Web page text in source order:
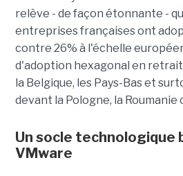
relève - de façon étonnante -
entreprises françaises ont
contre 26% à l'échelle
d'adoption hexagonal en
la Belgique, les Pays-Bas et
devant la Pologne, la Roumanie
Un socle technologique
VMware